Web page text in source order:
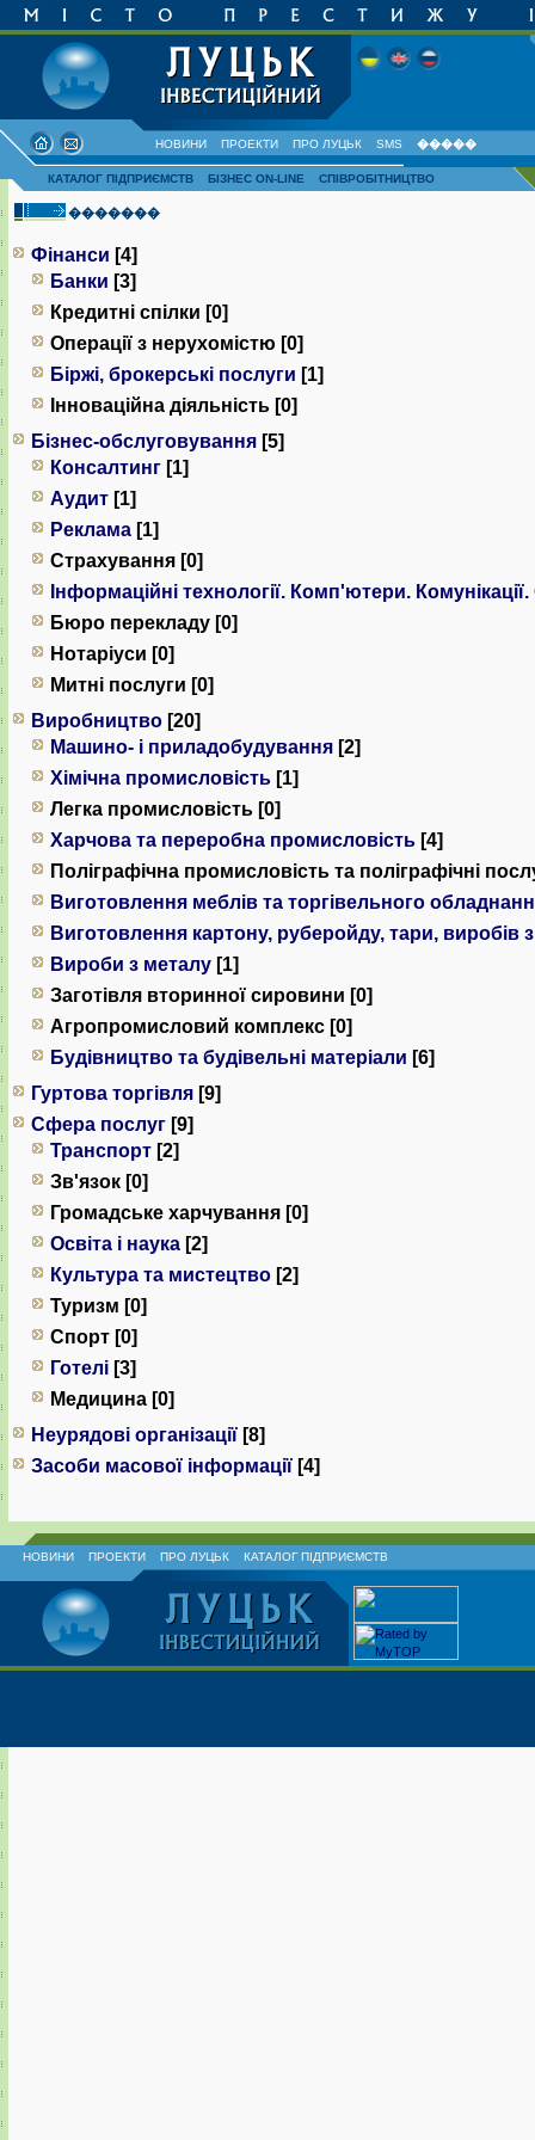
НОВИНИ ПРОЕКТИ ПРО ЛУЦЬК SMS �����
КАТАЛОГ ПІДПРИЄМСТВ БІЗНЕС ON-LINE СПІВРОБІТНИЦТВО
�������
Фінанси [4]
Банки [3]
Кредитні спілки [0]
Операції з нерухомістю [0]
Біржі, брокерські послуги [1]
Інноваційна діяльність [0]
Бізнес-обслуговування [5]
Консалтинг [1]
Аудит [1]
Реклама [1]
Страхування [0]
Інформаційні технології. Комп'ютери.
Бюро перекладу [0]
Нотаріуси [0]
Митні послуги [0]
Виробництво [20]
Машино- і приладобудування [2]
Хімічна промисловість [1]
Легка промисловість [0]
Харчова та переробна промисловість [4]
Поліграфічна промисловість та поліграфічні
Виготовлення меблів та торгівельного
Виготовлення картону, руберойду, тари, виробів
Вироби з металу [1]
Заготівля вторинної сировини [0]
Агропромисловий комплекс [0]
Будівництво та будівельні матеріали [6]
Гуртова торгівля [9]
Сфера послуг [9]
Транспорт [2]
Зв'язок [0]
Громадське харчування [0]
Освіта і наука [2]
Культура та мистецтво [2]
Туризм [0]
Спорт [0]
Готелі [3]
Медицина [0]
Неурядові організації [8]
Засоби масової інформації [4]
НОВИНИ ПРОЕКТИ ПРО ЛУЦЬК КАТАЛОГ ПІДПРИЄМСТВ